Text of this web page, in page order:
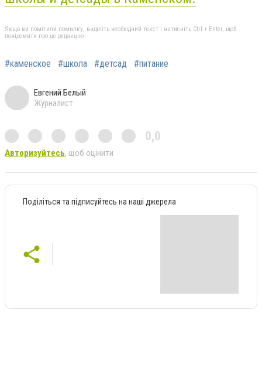
Якщо ви помітили помилку, виділіть необхідний текст і натисніть Ctrl + Enter, щоб
повідомити про це редакцію
#каменское #школа #детсад #питание
Евгений Белый
Журналист
0,0
Авторизуйтесь, щоб оцінити
Поділіться та підписуйтесь на наші джерела